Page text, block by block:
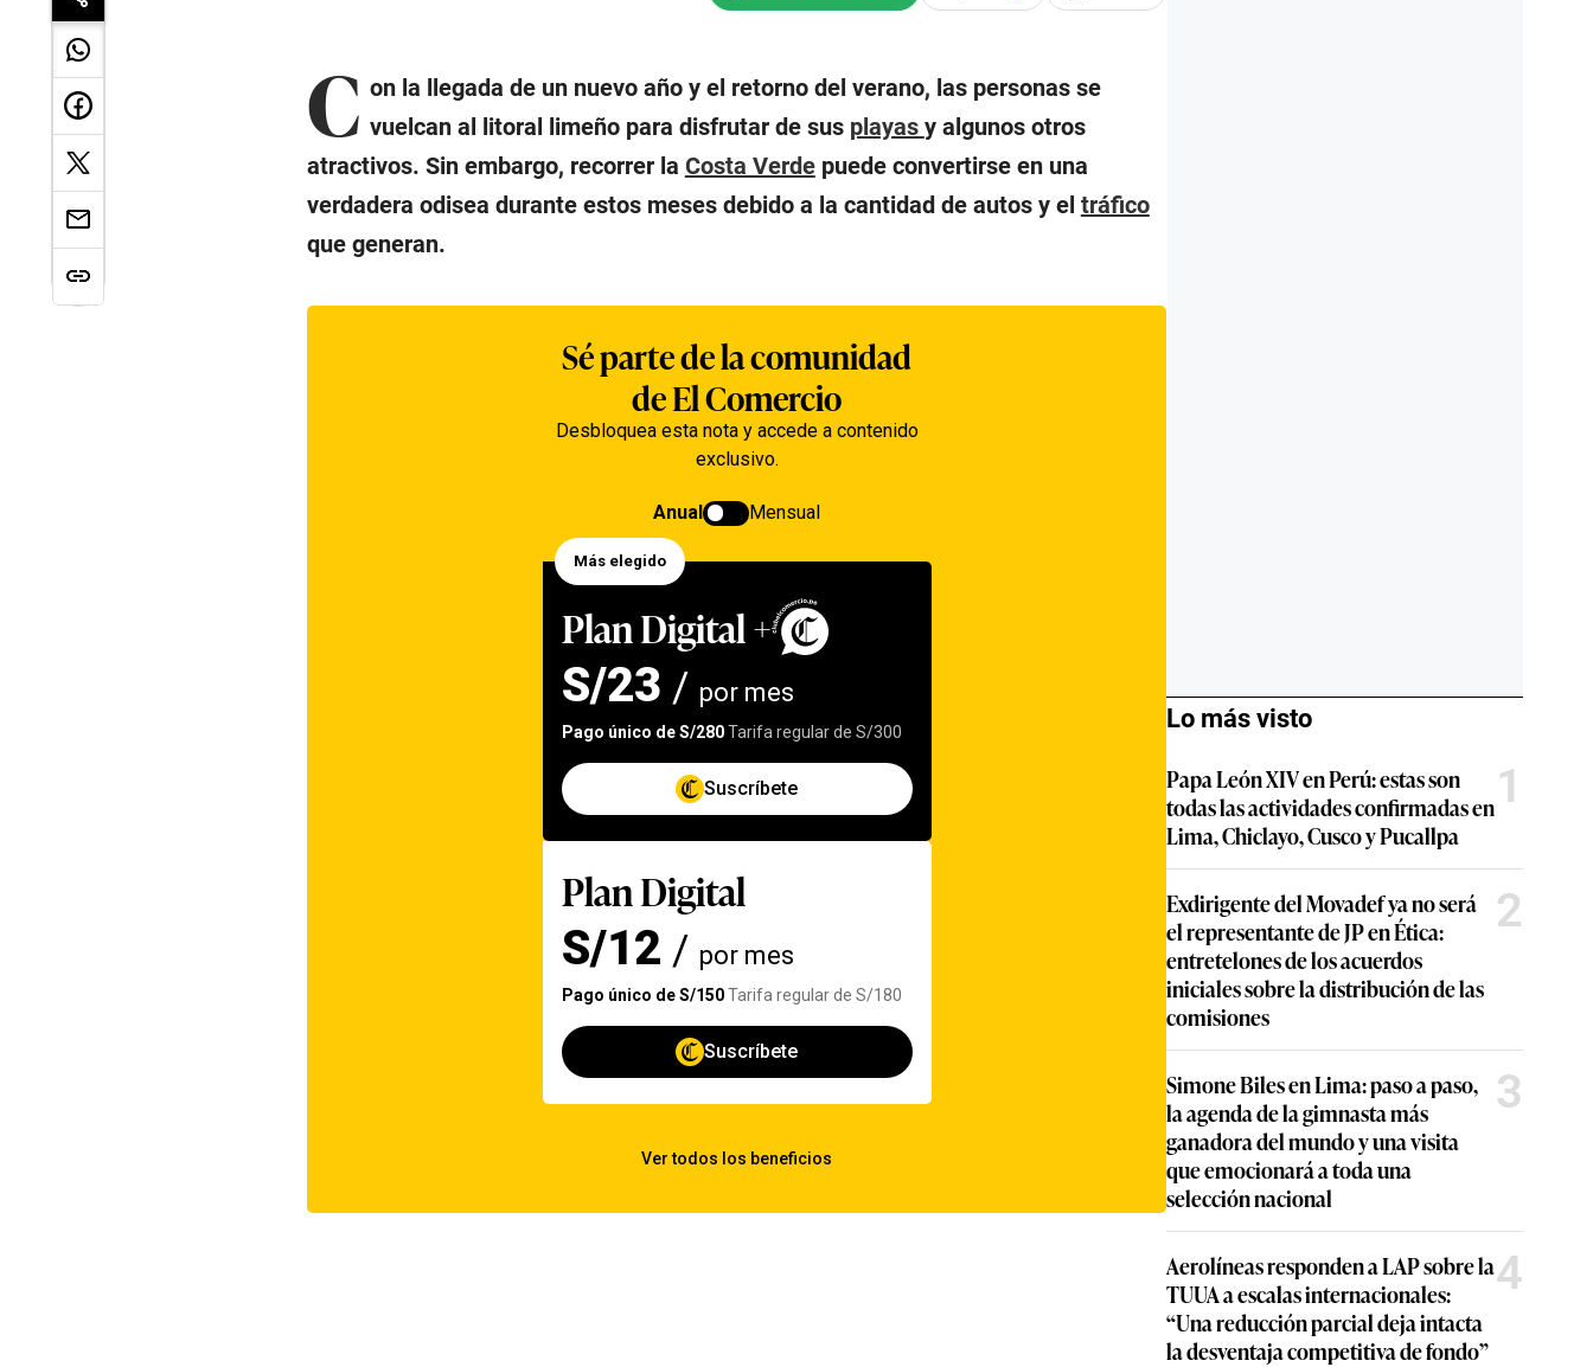
C on la llegada de un nuevo año y el retorno del verano, las personas se
vuelcan al litoral limeño para disfrutar de sus playas y algunos otros
atractivos. Sin embargo, recorrer la Costa Verdepuede convertirse en una
verdadera odisea durante estos meses debido a la cantidad de autos y el tráfico
que generan.
Lo más visto
Papa León XIV en Perú: estas son
todas las actividades confirmadas en
Lima, Chiclayo, Cusco y Pucallpa
1
Exdirigente del Movadef ya no será
el representante de JP en Ética:
entretelones de los acuerdos
iniciales sobre la distribución de las
comisiones
2
Simone Biles en Lima: paso a paso,
la agenda de la gimnasta más
ganadora del mundo y una visita
que emocionará a toda una
selección nacional
3
Aerolíneas responden a LAP sobre la
TUUA a escalas internacionales:
“Una reducción parcial deja intacta
la desventaja competitiva de fondo”
4